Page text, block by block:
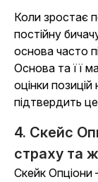
Коли зростає
постійну
основа часто
Основа та її
оцінки
підтвердить
4. Скейс
страху та
Скейк Опціони